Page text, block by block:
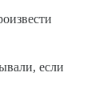
если